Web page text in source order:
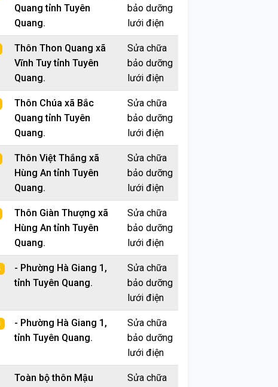
Quang tỉnh Tuyên
Quang.
bảo dưỡng
lưới điện
Thôn Thon Quang xã
Vĩnh Tuy tỉnh Tuyên
Quang.
Sửa chữa
bảo dưỡng
lưới điện
Thôn Chúa xã Bắc
Quang tỉnh Tuyên
Quang.
Sửa chữa
bảo dưỡng
lưới điện
Thôn Việt Thắng xã
Hùng An tỉnh Tuyên
Quang.
Sửa chữa
bảo dưỡng
lưới điện
Thôn Giàn Thượng xã
Hùng An tỉnh Tuyên
Quang.
Sửa chữa
bảo dưỡng
lưới điện
- Phường Hà Giang 1,
tỉnh Tuyên Quang.
Sửa chữa
bảo dưỡng
lưới điện
- Phường Hà Giang 1,
tỉnh Tuyên Quang.
Sửa chữa
bảo dưỡng
lưới điện
Toàn bộ thôn Mậu Sửa chữa